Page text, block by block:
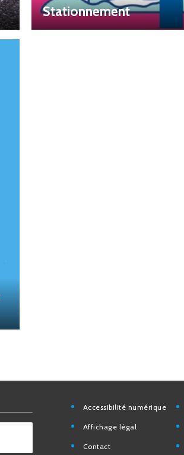
Stationnement
Accessibilité numérique
Affichage légal
Contact